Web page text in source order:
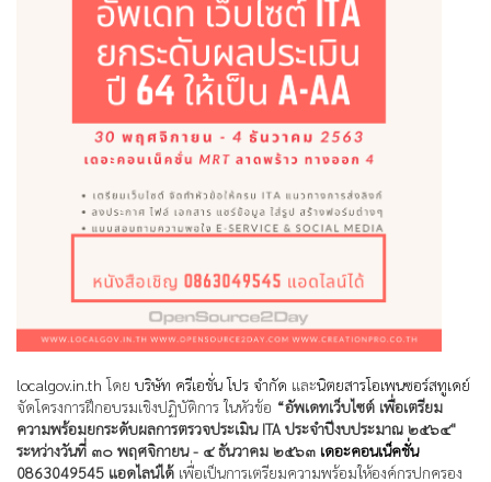
localgov.in.th โดย บริษัท ครีเอชั่น โปร จำกัด และนิตยสารโอเพนซอร์สทูเดย์
จัดโครงการฝึกอบรมเชิงปฏิบัติการ ในหัวข้อ “อัพเดทเว็บไซต์ เพื่อเตรียม
ความพร้อมยกระดับผลการตรวจประเมิน ITA ประจำปีงบประมาณ ๒๕๖๔"
ระหว่างวันที่ ๓๐ พฤศจิกายน - ๔ ธันวาคม ๒๕๖๓ เดอะคอนเน็คชั่น
0863049545 แอดไลน์ได้ เพื่อเป็นการเตรียมความพร้อมให้องค์กรปกครอง